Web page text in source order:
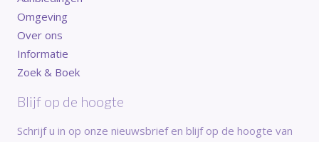
Omgeving
Over ons
Informatie
Zoek & Boek
Blijf op de hoogte
Schrijf u in op onze nieuwsbrief en blijf op de hoogte van